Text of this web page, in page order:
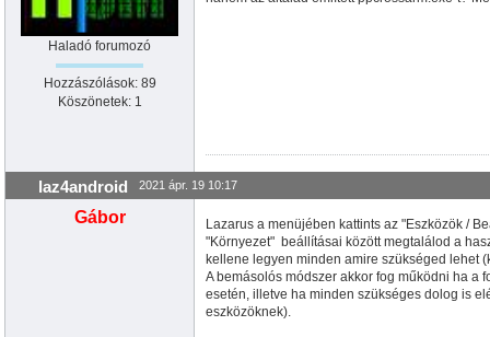
Haladó forumozó
Hozzászólások: 89
Köszönetek: 1
laz4android 2021 ápr. 19 10:17
Gábor
Lazarus a menüjében kattints az "Eszközök /
"Környezet" beállításai között megtalálod a
kellene legyen minden amire szükséged lehet
A bemásolós módszer akkor fog működni ha a
esetén, illetve ha minden szükséges dolog is
eszközöknek).